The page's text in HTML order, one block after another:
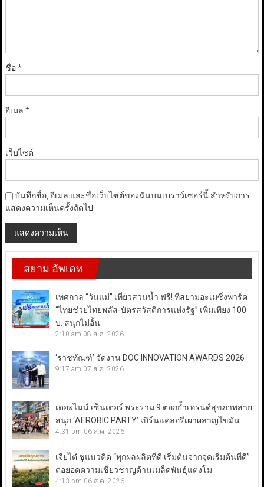
ชื่อ*
อีเมล *
เว็บไซต์
บันทึกชื่อ, อีเมล และชื่อเว็บไซต์ของฉันบนเบราว์เซอร์นี้ สำหรับการ
แสดงความเห็นครั้งถัดไป
สยาม อัพเดท
เทศกาล “วันแม่” เที่ยวสวนน้ำ ฟรี! ที่สยามอะเมซิ่งพาร์ค
“ไทยช่วยไทยพลัส-บัตรสวัสดิการแห่งรัฐ” เพิ่มเพียง 100
บ. สนุกไม่อั้น
2:10 am 08 ส.ค. 2026
‘ราชทัณฑ์’ จัดงาน DOC INNOVATION AWARDS 2026
9:17 am 07 ส.ค. 2026
เดอะไนน์ เซ็นเตอร์ พระราม 9 ตอกย้ำเทรนด์สุขภาพสาย
สนุก ‘AEROBIC PARTY’ เบิร์นแคลอรีเผาผลาญไขมัน
4:31 pm 06 ส.ค. 2026
เจียไต๋ ชูแนวคิด “ทุกผลผลิตที่ดี เริ่มต้นจากจุดเริ่มต้นที่ดี”
ต่อยอดความเชี่ยวชาญด้านเมล็ดพันธุ์แตงโม
4:13 pm 06 ส.ค. 2026